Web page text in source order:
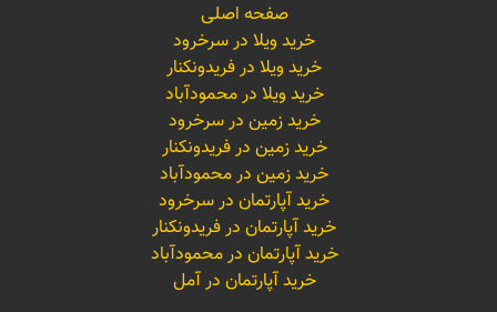
صفحه اصلی
خرید ویلا در سرخرود
خرید ویلا در فریدونکنار
خرید ویلا در محمودآباد
خرید زمین در سرخرود
خرید زمین در فریدونکنار
خرید زمین در محمودآباد
خرید آپارتمان در سرخرود
خرید آپارتمان در فریدونکنار
خرید آپارتمان در محمودآباد
خرید آپارتمان در آمل